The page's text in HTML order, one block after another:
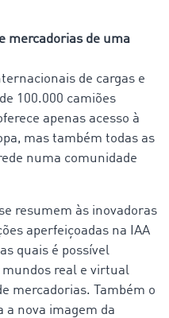
mercadorias de uma
de cargas e
100.000 camiões
apenas acesso à
mas também todas as
numa comunidade
resumem às inovadoras
aperfeiçoadas na IAA
quais é possível
mundos real e virtual
mercadorias. Também o
a nova imagem da